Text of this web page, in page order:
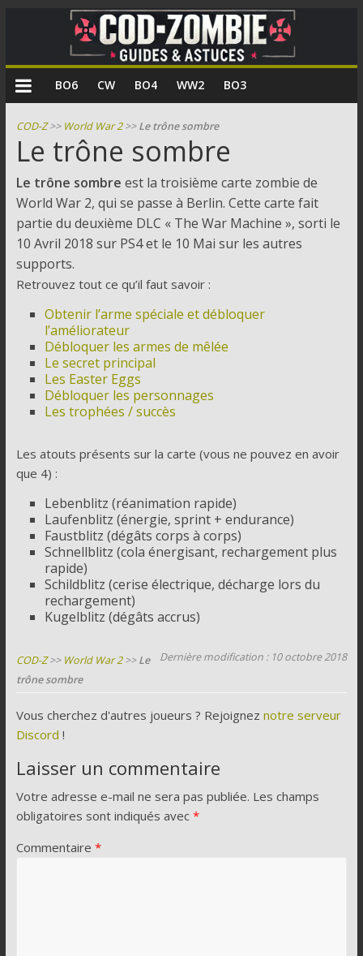
COD
Zombie
Guides
et
astuces
pour
le
mode
zombie
de
Call
Duty
BO6 CW BO4 WW2 BO3
COD-Z>> World War 2>>Le trône sombre
Le trône sombre
Le trône sombre est la troisième carte zombie de
World War 2, qui se passe à Berlin. Cette carte fait
partie du deuxième DLC « The War Machine », sorti le
10 Avril 2018 sur PS4 et le 10 Mai sur les autres
supports.
Retrouvez tout ce qu’il faut savoir :
Obtenir l’arme spéciale et débloquer
l’améliorateur
Débloquer les armes de mêlée
Le secret principal
Les Easter Eggs
Débloquer les personnages
Les trophées / succès
Les atouts présents sur la carte (vous ne pouvez en avoir
que 4) :
Lebenblitz (réanimation rapide)
Laufenblitz (énergie, sprint + endurance)
Faustblitz (dégâts corps à corps)
Schnellblitz (cola énergisant, rechargement plus
rapide)
Schildblitz (cerise électrique, décharge lors du
rechargement)
Kugelblitz (dégâts accrus)
Dernière modification : 10 octobre 2018
COD-Z>> World War 2>>Le
trône sombre
Vous cherchez d'autres joueurs ? Rejoignez notre serveur
Discord !
Laisser un commentaire
Votre adresse e-mail ne sera pas publiée. Les champs
obligatoires sont indiqués avec *
Commentaire *